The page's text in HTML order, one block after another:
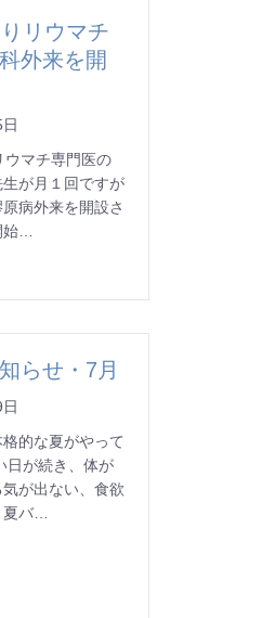
リウマチ
外来を開
ウマチ専門医の
が月１回ですが
病外来を開設さ
…
らせ・7月
的な夏がやって
日が続き、体が
が出ない、食欲
バ…